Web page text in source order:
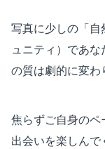
写真に少しの「自
ュニティ）であ
の質は劇的に変わ
焦らずご自身の
出会いを楽しん